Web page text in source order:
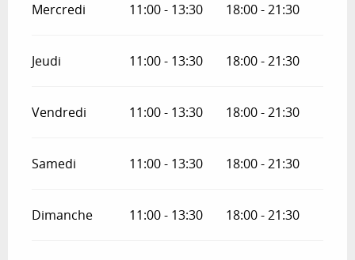
Mercredi 11:00 - 13:30 18:00 - 21:30
Jeudi 11:00 - 13:30 18:00 - 21:30
Vendredi 11:00 - 13:30 18:00 - 21:30
Samedi 11:00 - 13:30 18:00 - 21:30
Dimanche 11:00 - 13:30 18:00 - 21:30